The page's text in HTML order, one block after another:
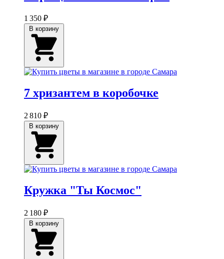
1 350 ₽
7 хризантем в коробочке
2 810 ₽
Кружка "Ты Космос"
2 180 ₽